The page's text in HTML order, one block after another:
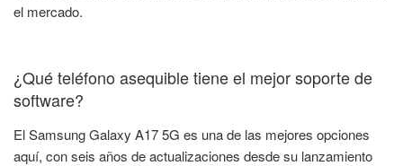
el mercado.
¿Qué teléfono asequible tiene el mejor soporte de
software?
El Samsung Galaxy A17 5G es una de las mejores opciones
aquí, con seis años de actualizaciones desde su lanzamiento